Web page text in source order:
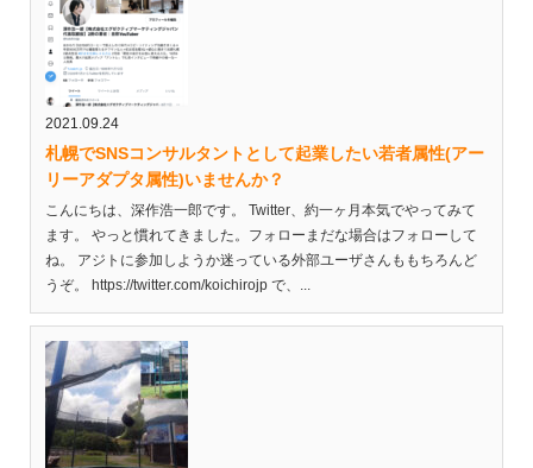
2021.09.24
札幌でSNSコンサルタントとして起業したい若者属性(アー
リーアダプタ属性)いませんか？
こんにちは、深作浩一郎です。 Twitter、約一ヶ月本気でやってみて
ます。 やっと慣れてきました。フォローまだな場合はフォローして
ね。 アジトに参加しようか迷っている外部ユーザさんももちろんど
うぞ。 https://twitter.com/koichirojp で、...